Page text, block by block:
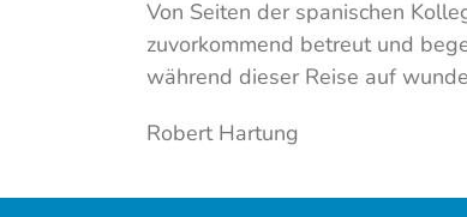
Von Seiten der spanischen
zuvorkommend betreut und
während dieser Reise auf
Robert Hartung